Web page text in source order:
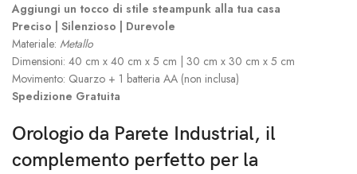
Aggiungi un tocco di stile steampunk alla tua casa
Preciso | Silenzioso | Durevole
Materiale: Metallo
Dimensioni: 40 cm x 40 cm x 5 cm | 30 cm x 30 cm x 5 cm
Movimento: Quarzo + 1 batteria AA (non inclusa)
Spedizione Gratuita
Orologio da Parete Industrial, il
complemento perfetto per la